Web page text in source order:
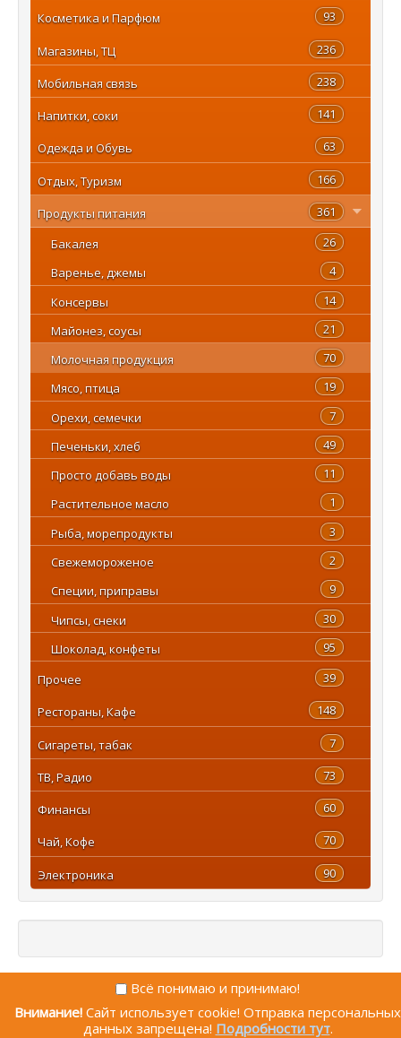
93
Косметика и Парфюм
236
Магазины, ТЦ
238
Мобильная связь
141
Напитки, соки
63
Одежда и Обувь
166
Отдых, Туризм
361
Продукты питания
26
Бакалея
4
Варенье, джемы
14
Консервы
21
Майонез, соусы
70
Молочная продукция
19
Мясо, птица
7
Орехи, семечки
49
Печеньки, хлеб
11
Просто добавь воды
1
Растительное масло
3
Рыба, морепродукты
2
Свежемороженое
9
Специи, приправы
30
Чипсы, снеки
95
Шоколад, конфеты
39
Прочее
148
Рестораны, Кафе
7
Сигареты, табак
73
ТВ, Радио
60
Финансы
70
Чай, Кофе
90
Электроника
Наверх
© 2009—2026 PromoGalaxy.ru
Всё понимаю и принимаю!
Внимание! Сайт использует cookie! Отправка персональных
данных запрещена! Подробности тут.